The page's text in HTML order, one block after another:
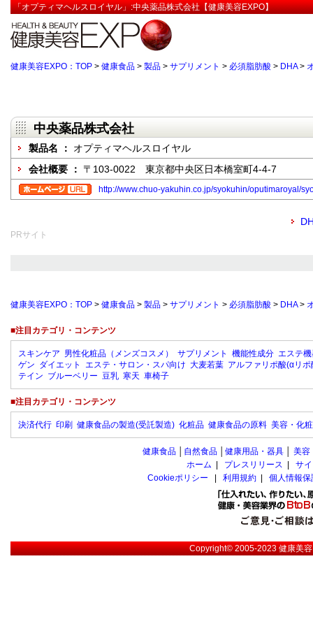
「オプティマヘルスロイヤル」:中央薬品株式会社【健康美容EXPO】
健康美容EXPO：TOP > 健康食品 > 製品 > サプリメント > 必須脂肪酸 > DHA>
中央薬品株式会社
製品名 ： オプティマヘルスロイヤル
会社概要 ： 〒103-0022 東京都中央区日本橋室町4-4-7
http://www.chuo-yakuhin.co.jp/syokuhin/oputimaroyal/
PRサイト
健康美容EXPO：TOP > 健康食品 > 製品 > サプリメント > 必須脂肪酸 > DHA>
■注目カテゴリ・コンテンツ
スキンケア 男性化粧品（メンズコスメ） サプリメント 機能性成分 エステ
ゲン ダイエット エステ・サロン・スパ向け 大麦若葉 アルファリポ酸(αリポ
テイン ブルーベリー 豆乳 寒天 車椅子
■注目カテゴリ・コンテンツ
決済代行 印刷 健康食品の製造(受託製造) 化粧品 健康食品の原料 美容・化
健康食品 自然食品 健康用品・器具 美容
ホーム
プレスリリース
サ
Cookieポリシー
利用規約 個人情報
Copyright© 2005-2023健康美